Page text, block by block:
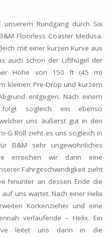
Rundgang durch Six
Floorless Coaster Medusa.
mit einer kurzen Kurve aus
auch schon der Lifthügel der
Höhe von 150 ft (45 m)
kleinen Pre-Drop und kurzem
entgegen. Nach einem
folgt sogleich ein ebenso
uns äußerst gut in den
G Roll zieht es uns sogleich in
B&M sehr ungewöhnliches
erreichen wir dann eine
Fahrgeschwindigkeit zieht
hinunter an dessen Ende die
uns wartet. Nach einer Helix
Korkenzieher und eine
verlaufende – Helix. Ein
leitet uns dann in die